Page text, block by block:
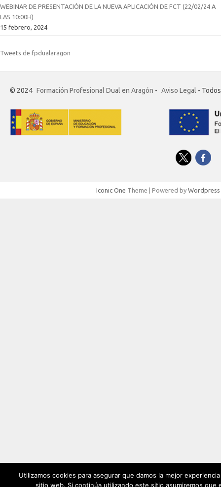
WEBINAR DE PRESENTACIÓN DE LA NUEVA APLICACIÓN DE FCT (22/02/24 A
LAS 10:00H)
15 febrero, 2024
Tweets de fpdualaragon
© 2024 Formación Profesional Dual en Aragón - Aviso Legal -
Iconic One Theme | Powered by Wordpress
Utilizamos cookies para asegurar que damos la mejor
sitio web. Si continúa utilizando este sitio asumiremos que